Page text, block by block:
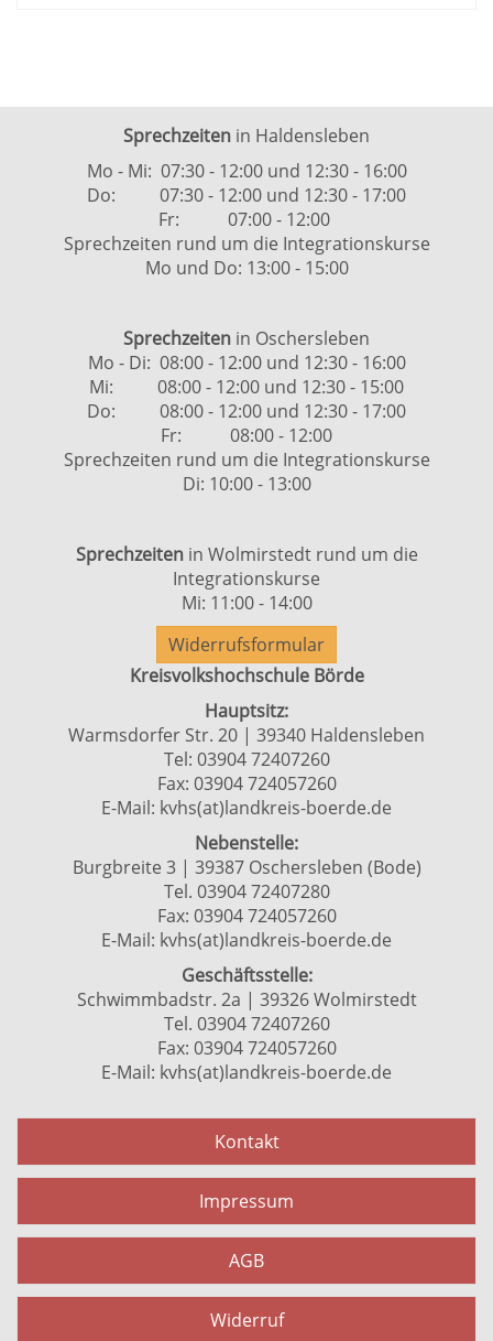
Sprechzeiten in Haldensleben
Mo - Mi: 07:30 - 12:00 und 12:30 - 16:00
Do: 07:30 - 12:00 und 12:30 - 17:00
Fr: 07:00 - 12:00
Sprechzeiten rund um die Integrationskurse
Mo und Do: 13:00 - 15:00
Sprechzeiten in Oschersleben
Mo - Di: 08:00 - 12:00 und 12:30 - 16:00
Mi: 08:00 - 12:00 und 12:30 - 15:00
Do: 08:00 - 12:00 und 12:30 - 17:00
Fr: 08:00 - 12:00
Sprechzeiten rund um die Integrationskurse
Di: 10:00 - 13:00
Sprechzeiten in Wolmirstedt rund um die
Integrationskurse
Mi: 11:00 - 14:00
Widerrufsformular
Kreisvolkshochschule Börde
Hauptsitz:
Warmsdorfer Str. 20 | 39340 Haldensleben
Tel: 03904 72407260
Fax: 03904 724057260
E-Mail: kvhs(at)landkreis-boerde.de
Nebenstelle:
Burgbreite 3 | 39387 Oschersleben (Bode)
Tel. 03904 72407280
Fax: 03904 724057260
E-Mail: kvhs(at)landkreis-boerde.de
Geschäftsstelle:
Schwimmbadstr. 2a | 39326 Wolmirstedt
Tel. 03904 72407260
Fax: 03904 724057260
E-Mail: kvhs(at)landkreis-boerde.de
Kontakt
Impressum
AGB
Widerruf